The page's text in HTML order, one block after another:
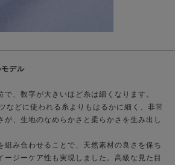
デル
、数字が大きいほど糸は細くなります。
などに使われる糸よりもはるかに細く、非常
が、生地のなめらかさと柔らかさを生み出し
組み合わせることで、天然素材の良さを保ち
ージーケア性も実現しました。高級な見た目